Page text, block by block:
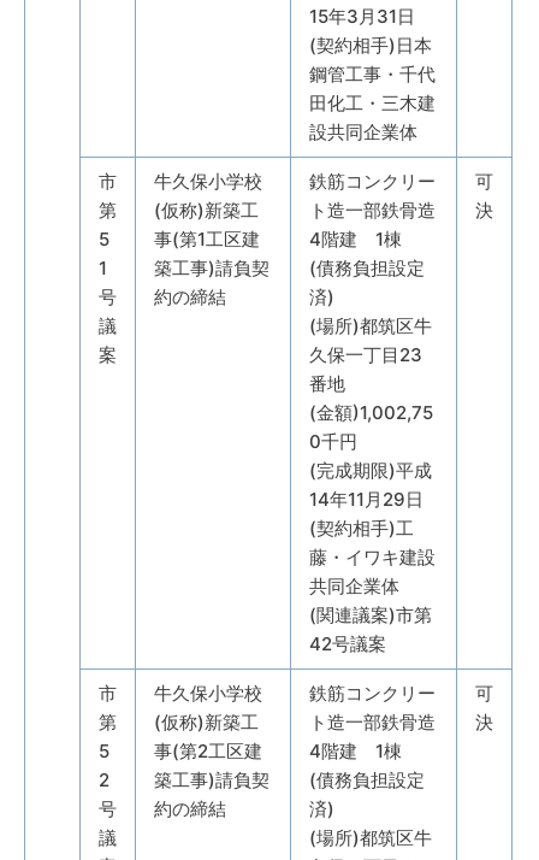
15年3月31日
(契約相手)日本
鋼管工事・千代
田化工・三木建
設共同企業体
市
第
5
1
号
議
案
牛久保小学校
(仮称)新築工
事(第1工区建
築工事)請負契
約の締結
鉄筋コンクリー
ト造一部鉄骨造
4階建 1棟
(債務負担設定
済)
(場所)都筑区牛
久保一丁目23
番地
(金額)1,002,75
0千円
(完成期限)平成
14年11月29日
(契約相手)工
藤・イワキ建設
共同企業体
(関連議案)市第
42号議案
可
決
市
第
5
2
号
議
牛久保小学校
(仮称)新築工
事(第2工区建
築工事)請負契
約の締結
鉄筋コンクリー
ト造一部鉄骨造
4階建 1棟
(債務負担設定
済)
(場所)都筑区牛
可
決